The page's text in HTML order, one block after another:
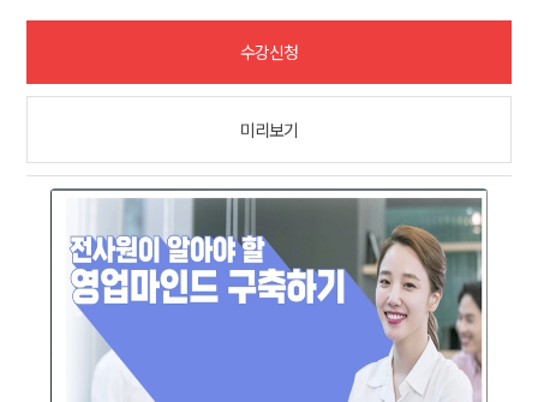
수강신청
미리보기